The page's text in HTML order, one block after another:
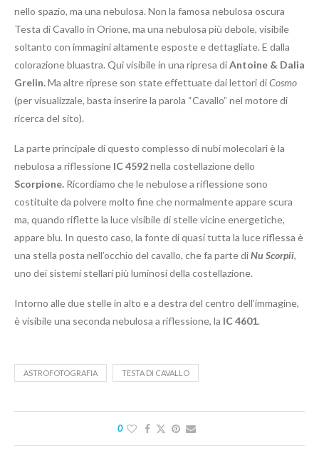
nello spazio, ma una nebulosa. Non la famosa nebulosa oscura
Testa di Cavallo in Orione, ma una nebulosa più debole, visibile
soltanto con immagini altamente esposte e dettagliate. E dalla
colorazione bluastra. Qui visibile in una ripresa diAntoine & Dalia
Grelin.Ma altre riprese son state effettuate dai lettori diCosmo
(per visualizzale, basta inserire la parola “Cavallo” nel motore di
ricerca del sito).
La parte principale di questo complesso di nubi molecolari è la
nebulosa a riflessione IC 4592nella costellazione dello
Scorpione. Ricordiamo che le nebulose a riflessione sono
costituite da polvere molto fine che normalmente appare scura
ma, quando riflette la luce visibile di stelle vicine energetiche,
appare blu. In questo caso, la fonte di quasi tutta la luce riflessa è
una stella posta nell’occhio del cavallo, che fa parte diNu Scorpii,
uno dei sistemi stellari più luminosi della costellazione.
Intorno alle due stelle in alto e a destra del centro dell’immagine,
è visibile una seconda nebulosa a riflessione, la IC 4601.
ASTROFOTOGRAFIA TESTA DI CAVALLO
0